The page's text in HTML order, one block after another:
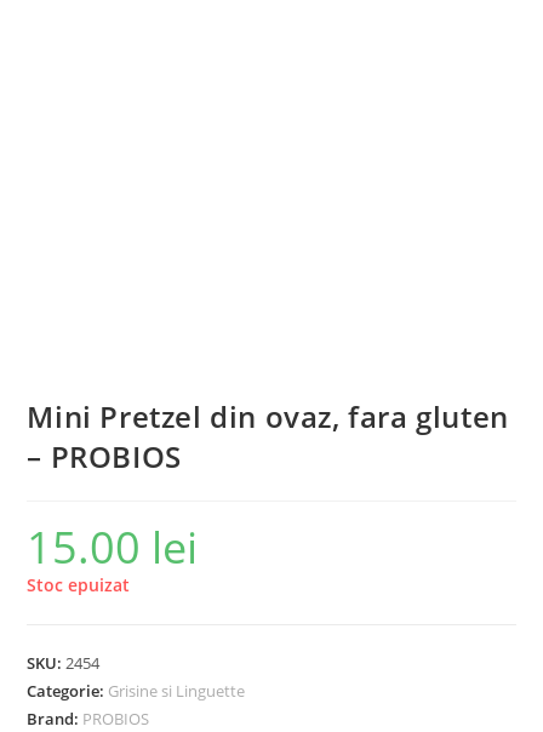
Mini Pretzel din ovaz, fara gluten
– PROBIOS
15.00 lei
Stoc epuizat
SKU:2454
Categorie: Grisine si Linguette
Brand: PROBIOS